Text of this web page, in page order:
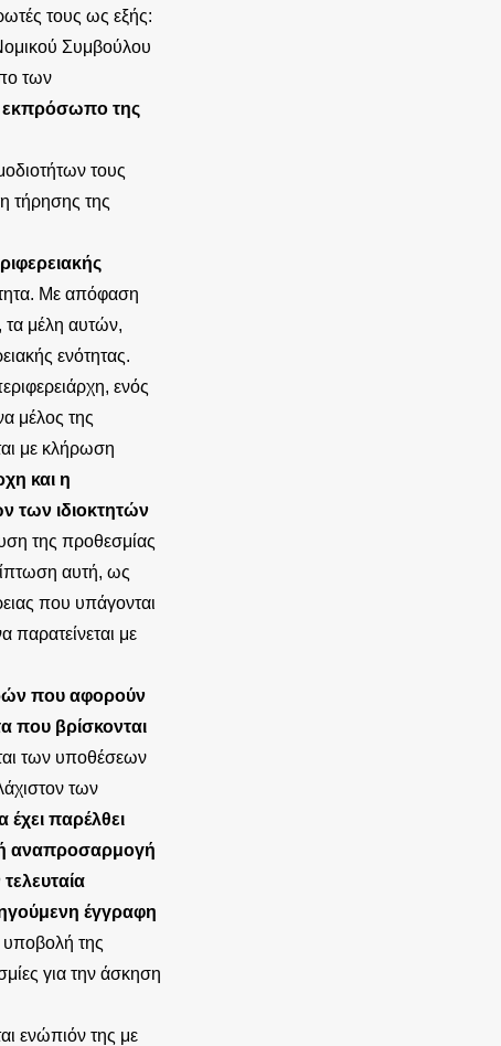
τους ως εξής:
Συμβούλου
των
εκπρόσωπο της
τους
τήρησης της
Με απόφαση
τα μέλη αυτών,
ενότητας.
ενός
μέλος της
με κλήρωση
και η
των ιδιοκτητών
της προθεσμίας
αυτή, ως
που υπάγονται
παρατείνεται με
που αφορούν
που βρίσκονται
των υποθέσεων
των
παρέλθει
αναπροσαρμογή
έγγραφη
της
για την άσκηση
ενώπιόν της με